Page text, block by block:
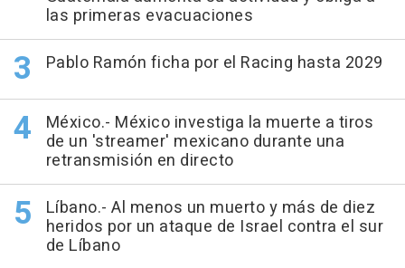
las primeras evacuaciones
Pablo Ramón ficha por el Racing hasta 2029
México.- México investiga la muerte a tiros
de un 'streamer' mexicano durante una
retransmisión en directo
Líbano.- Al menos un muerto y más de diez
heridos por un ataque de Israel contra el sur
de Líbano